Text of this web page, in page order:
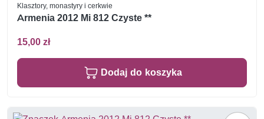
Klasztory, monastyry i cerkwie
Armenia 2012 Mi 812 Czyste **
15,00 zł
Dodaj do koszyka